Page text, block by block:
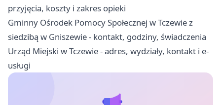
przyjęcia, koszty i zakres opieki
Gminny Ośrodek Pomocy Społecznej w Tczewie z
siedzibą w Gniszewie - kontakt, godziny, świadczenia
Urząd Miejski w Tczewie - adres, wydziały, kontakt i e-
usługi